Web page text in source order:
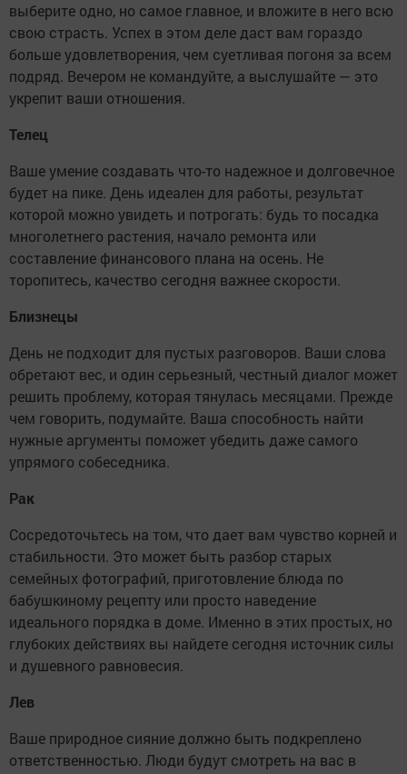
выберите одно, но самое главное, и вложите в него всю
свою страсть. Успех в этом деле даст вам гораздо
больше удовлетворения, чем суетливая погоня за всем
подряд. Вечером не командуйте, а выслушайте — это
укрепит ваши отношения.
Телец
Ваше умение создавать что-то надежное и долговечное
будет на пике. День идеален для работы, результат
которой можно увидеть и потрогать: будь то посадка
многолетнего растения, начало ремонта или
составление финансового плана на осень. Не
торопитесь, качество сегодня важнее скорости.
Близнецы
День не подходит для пустых разговоров. Ваши слова
обретают вес, и один серьезный, честный диалог может
решить проблему, которая тянулась месяцами. Прежде
чем говорить, подумайте. Ваша способность найти
нужные аргументы поможет убедить даже самого
упрямого собеседника.
Рак
Сосредоточьтесь на том, что дает вам чувство корней и
стабильности. Это может быть разбор старых
семейных фотографий, приготовление блюда по
бабушкиному рецепту или просто наведение
идеального порядка в доме. Именно в этих простых, но
глубоких действиях вы найдете сегодня источник силы
и душевного равновесия.
Лев
Ваше природное сияние должно быть подкреплено
ответственностью. Люди будут смотреть на вас в